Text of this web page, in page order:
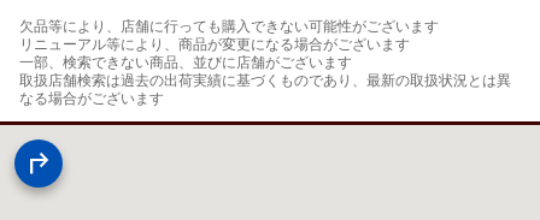
欠品等により、店舗に行っても購入できない可能性がございます
リニューアル等により、商品が変更になる場合がございます
一部、検索できない商品、並びに店舗がございます
取扱店舗検索は過去の出荷実績に基づくものであり、最新の取扱状況とは異
なる場合がございます